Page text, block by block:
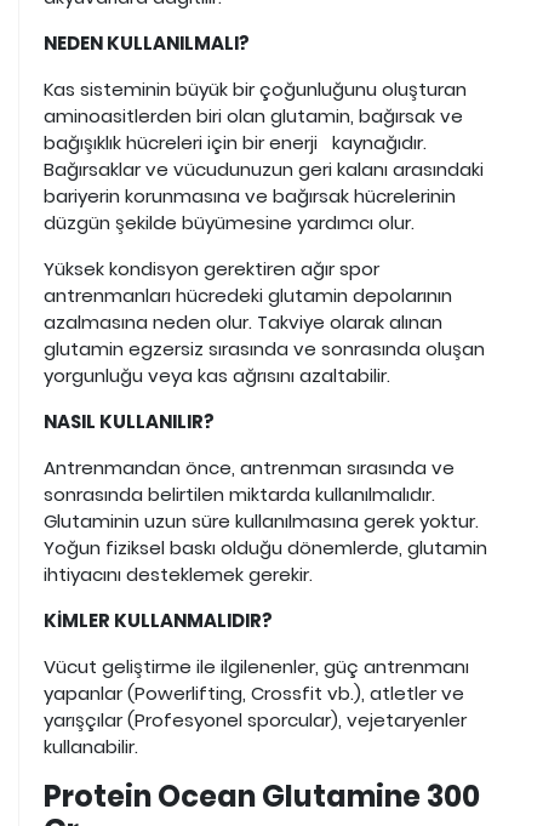
NEDEN KULLANILMALI?
Kas sisteminin büyük bir çoğunluğunu oluşturan
aminoasitlerden biri olan glutamin, bağırsak ve
bağışıklık hücreleri için bir enerji kaynağıdır.
Bağırsaklar ve vücudunuzun geri kalanı arasındaki
bariyerin korunmasına ve bağırsak hücrelerinin
düzgün şekilde büyümesine yardımcı olur.
Yüksek kondisyon gerektiren ağır spor
antrenmanları hücredeki glutamin depolarının
azalmasına neden olur. Takviye olarak alınan
glutamin egzersiz sırasında ve sonrasında oluşan
yorgunluğu veya kas ağrısını azaltabilir.
NASIL KULLANILIR?
Antrenmandan önce, antrenman sırasında ve
sonrasında belirtilen miktarda kullanılmalıdır.
Glutaminin uzun süre kullanılmasına gerek yoktur.
Yoğun fiziksel baskı olduğu dönemlerde, glutamin
ihtiyacını desteklemek gerekir.
KİMLER KULLANMALIDIR?
Vücut geliştirme ile ilgilenenler, güç antrenmanı
yapanlar (Powerlifting, Crossfit vb.), atletler ve
yarışçılar (Profesyonel sporcular), vejetaryenler
kullanabilir.
Protein Ocean Glutamine 300